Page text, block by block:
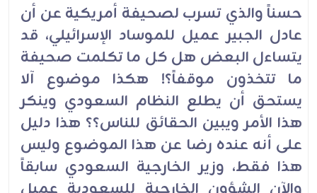
حسناً والذي تسرب لصحيفة أمريكية عن أن
عادل الجبير عميل للموساد الإسرائيلي، قد
يتساءل البعض هل كل ما تكلمت صحيفة
ما تتخذون موقفاً؟! هكذا موضوع آلا
يستحق أن يطلع النظام السعودي وينكر
هذا الأمر ويبين الحقائق للناس؟؟ هذا دليل
على أنه عنده رضا عن هذا الموضوع وليس
هذا فقط، وزير الخارجية السعودي سابقاً